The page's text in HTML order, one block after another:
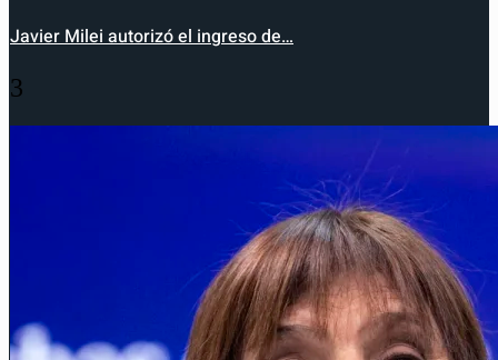
Javier Milei autorizó el ingreso de…
3